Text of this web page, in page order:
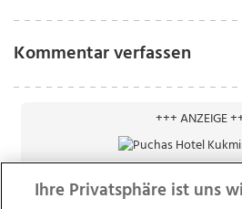
Kommentar verfassen
+++ ANZEIGE
Ihre Privatsphäre ist uns